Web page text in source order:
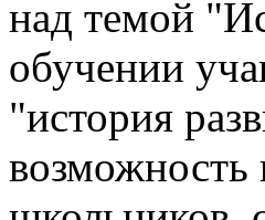
над темой
обучении
"история
возможность